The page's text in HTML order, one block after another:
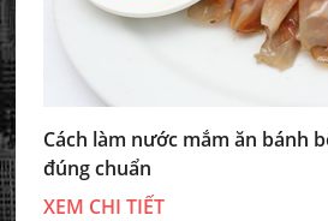
Cách làm nước mắm ăn bánh
đúng chuẩn
XEM CHI TIẾT